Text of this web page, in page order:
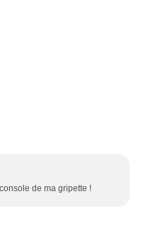
de ma gripette !